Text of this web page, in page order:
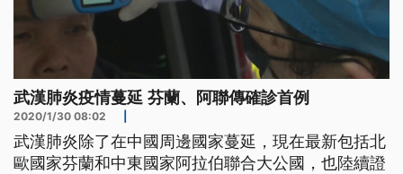
武漢肺炎疫情蔓延 芬蘭、阿聯傳確診首例
2020/1/30 08:02
武漢肺炎除了在中國周邊國家蔓延，現在最新包括北
歐國家芬蘭和中東國家阿拉伯聯合大公國，也陸續證